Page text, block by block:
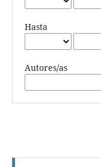
Hasta
Autores/as